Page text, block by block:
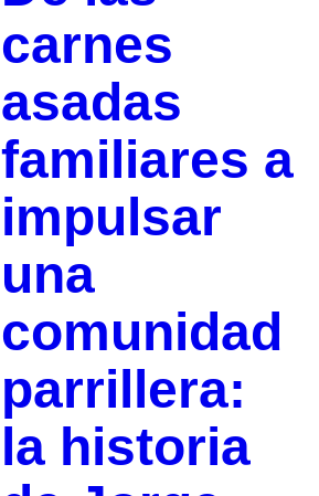
carnes
asadas
familiares a
impulsar
una
comunidad
parrillera:
la historia